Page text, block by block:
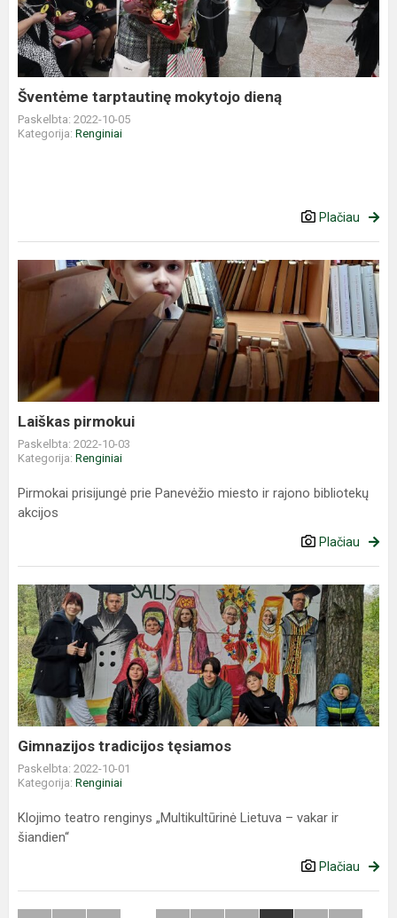
dieną
Šventėme tarptautinę mokytojo dieną
Paskelbta: 2022-10-05
Kategorija: Renginiai
Plačiau
Laiškas
pirmokui
Laiškas pirmokui
Paskelbta: 2022-10-03
Kategorija: Renginiai
Pirmokai prisijungė prie Panevėžio miesto ir rajono bibliotekų
akcijos
Plačiau
Gimnazijos
tradicijos
tęsiamos
Gimnazijos tradicijos tęsiamos
Paskelbta: 2022-10-01
Kategorija: Renginiai
Klojimo teatro renginys „Multikultūrinė Lietuva – vakar ir
šiandien“
Plačiau